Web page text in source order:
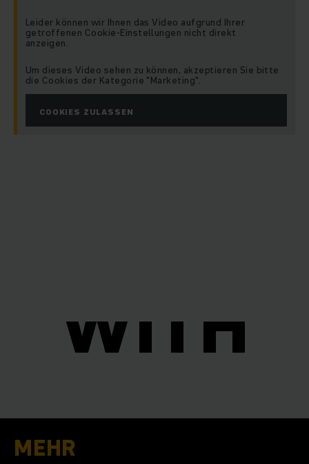
Leider können wir Ihnen das Video aufgrund Ihrer
getroffenen Cookie-Einstellungen nicht direkt
anzeigen.
Um dieses Video sehen zu können, akzeptieren Sie bitte
die Cookies der Kategorie "Marketing".
COOKIES ZULASSEN
WITH
MEHR